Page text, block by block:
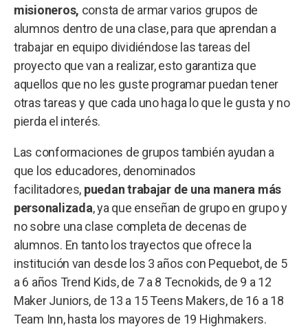
misioneros, consta de armar varios grupos de
alumnos dentro de una clase, para que aprendan a
trabajar en equipo dividiéndose las tareas del
proyecto que van a realizar, esto garantiza que
aquellos que no les guste programar puedan tener
otras tareas y que cada uno haga lo que le gusta y no
pierda el interés.
Las conformaciones de grupos también ayudan a
que los educadores, denominados
facilitadores, puedan trabajar de una manera más
personalizada, ya que enseñan de grupo en grupo y
no sobre una clase completa de decenas de
alumnos. En tanto los trayectos que ofrece la
institución van desde los 3 años con Pequebot, de 5
a 6 años Trend Kids, de 7 a 8 Tecnokids, de 9 a 12
Maker Juniors, de 13 a 15 Teens Makers, de 16 a 18
Team Inn, hasta los mayores de 19 Highmakers.